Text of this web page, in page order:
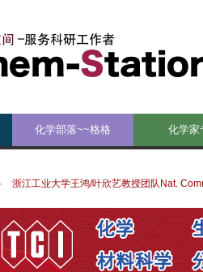
化学部落~~格格 化学家
浙江工业大学王鸿/叶欣艺教授团队Nat.